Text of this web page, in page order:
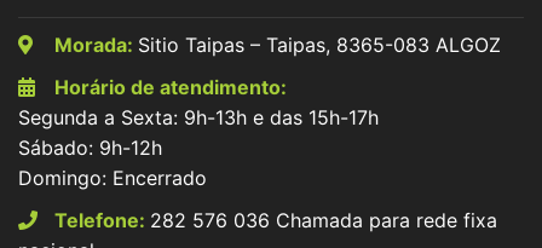
Morada: Sitio Taipas – Taipas, 8365-083 ALGOZ
Horário de atendimento:
Segunda a Sexta: 9h-13h e das 15h-17h
Sábado: 9h-12h
Domingo: Encerrado
Telefone: 282 576 036 Chamada para rede fixa